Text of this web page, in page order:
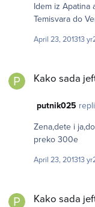
Idem iz Apatina
Temisvara do
April 23, 201313 yr
Kako sada
putnik025
Zena,dete i
preko 300e
April 23, 201313 yr
Kako sada